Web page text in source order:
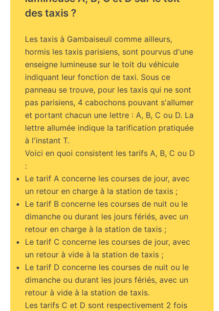
des taxis ?
Les taxis à Gambaiseuil comme ailleurs,
hormis les taxis parisiens, sont pourvus d'une
enseigne lumineuse sur le toit du véhicule
indiquant leur fonction de taxi. Sous ce
panneau se trouve, pour les taxis qui ne sont
pas parisiens, 4 cabochons pouvant s'allumer
et portant chacun une lettre : A, B, C ou D. La
lettre allumée indique la tarification pratiquée
à l'instant T.
Voici en quoi consistent les tarifs A, B, C ou D
:
Le tarif A concerne les courses de jour, avec
un retour en charge à la station de taxis ;
Le tarif B concerne les courses de nuit ou le
dimanche ou durant les jours fériés, avec un
retour en charge à la station de taxis ;
Le tarif C concerne les courses de jour, avec
un retour à vide à la station de taxis ;
Le tarif D concerne les courses de nuit ou le
dimanche ou durant les jours fériés, avec un
retour à vide à la station de taxis.
Les tarifs C et D sont respectivement 2 fois